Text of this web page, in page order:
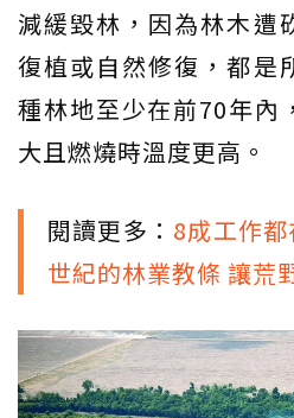
減緩毀林，因為林木遭
復植或自然修復，都是
種林地至少在前70年內
大且燃燒時溫度更高。
閱讀更多： 8成工作
世紀的林業教條 讓荒